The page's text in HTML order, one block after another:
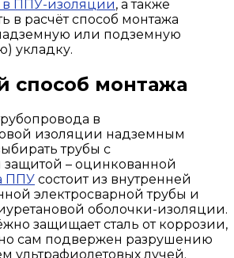
в ППУ-изоляции, а также
в расчёт способ монтажа
или подземную
укладку.
способ монтажа
в
изоляции надземным
трубы с
– оцинкованной
ППУ состоит из внутренней
электросварной трубы и
оболочки-изоляции.
защищает сталь от коррозии,
сам подвержен разрушению
ультрафиолетовых лучей.